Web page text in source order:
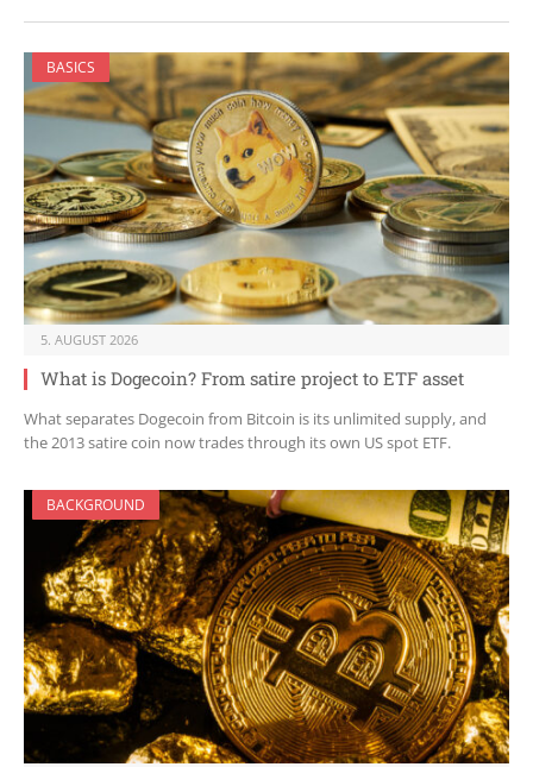
BASICS
5. AUGUST 2026
What is Dogecoin? From satire project to ETF asset
What separates Dogecoin from Bitcoin is its unlimited supply, and
the 2013 satire coin now trades through its own US spot ETF.
BACKGROUND